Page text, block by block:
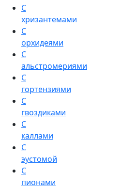
С
хризантемами
С
орхидеями
С
альстромериями
С
гортензиями
С
гвоздиками
С
каллами
С
эустомой
С
пионами